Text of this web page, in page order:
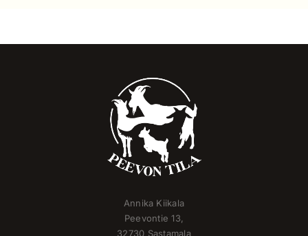
Annika Kiikala
Peevontie 13,
32730 Sastamala